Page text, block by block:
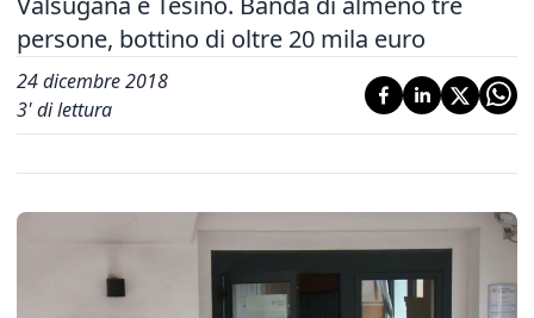
persone, bottino di oltre 20 mila euro
24 dicembre 2018
3' di lettura